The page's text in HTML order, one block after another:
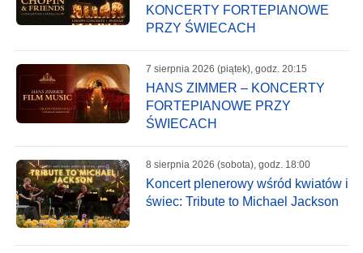
KONCERTY FORTEPIANOWE
PRZY ŚWIECACH
7 sierpnia 2026 (piątek), godz. 20:15
HANS ZIMMER – KONCERTY
FORTEPIANOWE PRZY
ŚWIECACH
8 sierpnia 2026 (sobota), godz. 18:00
Koncert plenerowy wśród kwiatów i
świec: Tribute to Michael Jackson